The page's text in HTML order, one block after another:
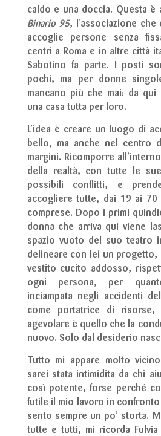
caldo e una doccia. Questa è
Binario 95, l’associazione che
accoglie persone senza
centri a Roma e in altre città
Sabotino fa parte. I posti
pochi, ma per donne
mancano più che mai: da qui
una casa tutta per loro.
L’idea è creare un luogo di
bello, ma anche nel centro
margini. Ricomporre
della realtà, con tutte le
possibili conflitti, e
accogliere tutte, dai 19 ai 70
comprese. Dopo i primi
donna che arriva qui viene
spazio vuoto del suo teatro
delineare con lei un progetto,
vestito cucito addosso,
ogni persona, per
inciampata negli accidenti
come portatrice di
agevolare è quello che la
nuovo. Solo dal desiderio
Tutto mi appare molto
sarei stata intimidita da chi
così potente, forse perché
futile il mio lavoro in
sento sempre un po’ storta.
tutte e tutti, mi ricorda